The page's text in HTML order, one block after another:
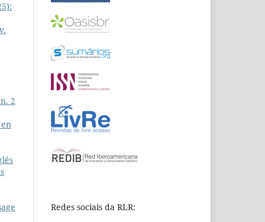
2
Redes sociais da RLR: